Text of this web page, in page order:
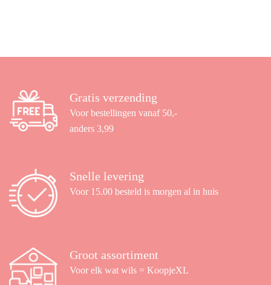
Gratis verzending
Voor bestellingen vanaf 50,-
anders 3,99
Snelle levering
Voor 15.00 besteld is morgen al in huis
Groot assortiment
Voor elk wat wils = KoopjeXL